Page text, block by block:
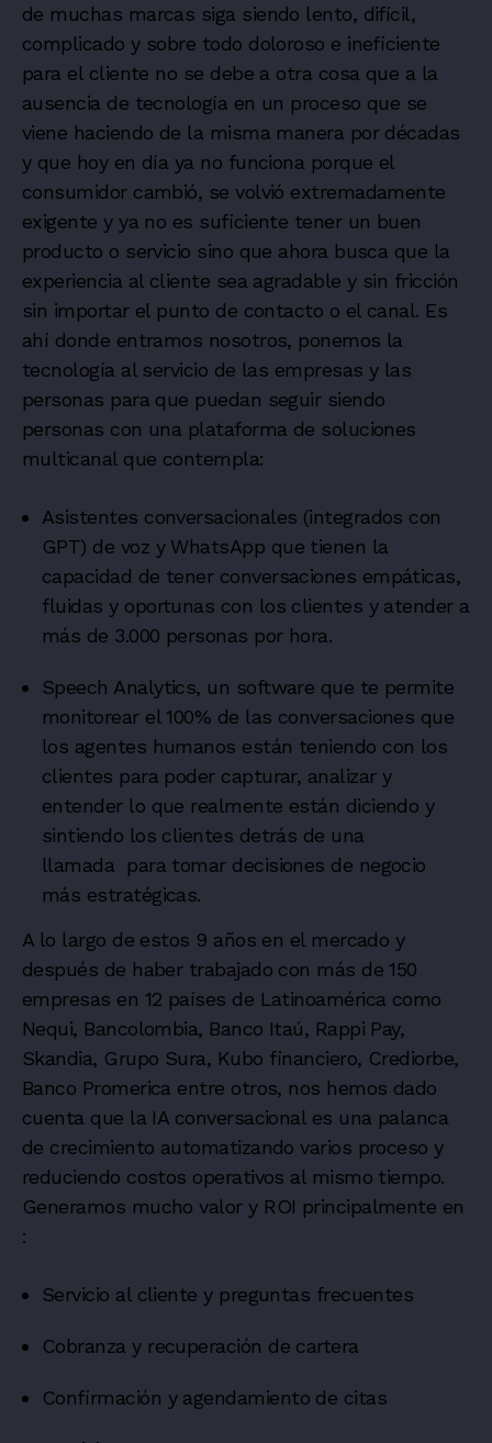
de muchas marcas siga siendo lento, difícil,
complicado y sobre todo doloroso e ineficiente
para el cliente no se debe a otra cosa que a la
ausencia de tecnología en un proceso que se
viene haciendo de la misma manera por décadas
y que hoy en día ya no funciona porque el
consumidor cambió, se volvió extremadamente
exigente y ya no es suficiente tener un buen
producto o servicio sino que ahora busca que la
experiencia al cliente sea agradable y sin fricción
sin importar el punto de contacto o el canal. Es
ahí donde entramos nosotros, ponemos la
tecnología al servicio de las empresas y las
personas para que puedan seguir siendo
personas con una plataforma de soluciones
multicanal que contempla:
Asistentes conversacionales (integrados con
GPT) de voz y WhatsApp que tienen la
capacidad de tener conversaciones empáticas,
fluidas y oportunas con los clientes y atender a
más de 3.000 personas por hora.
Speech Analytics, un software que te permite
monitorear el 100% de las conversaciones que
los agentes humanos están teniendo con los
clientes para poder capturar, analizar y
entender lo que realmente están diciendo y
sintiendo los clientes detrás de una
llamada para tomar decisiones de negocio
más estratégicas.
A lo largo de estos 9 años en el mercado y
después de haber trabajado con más de 150
empresas en 12 países de Latinoamérica como
Nequi, Bancolombia, Banco Itaú, Rappi Pay,
Skandia, Grupo Sura, Kubo financiero, Crediorbe,
Banco Promerica entre otros, nos hemos dado
cuenta que la IA conversacional es una palanca
de crecimiento automatizando varios proceso y
reduciendo costos operativos al mismo tiempo.
Generamos mucho valor y ROI principalmente en
:
Servicio al cliente y preguntas frecuentes
Cobranza y recuperación de cartera
Confirmación y agendamiento de citas